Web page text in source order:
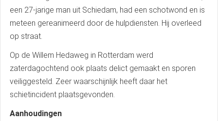
een 27-jarige man uit Schiedam, had een schotwond en is
meteen gereanimeerd door de hulpdiensten. Hij overleed
op straat.
Op de Willem Hedaweg in Rotterdam werd
zaterdagochtend ook plaats delict gemaakt en sporen
veiliggesteld. Zeer waarschijnlijk heeft daar het
schietincident plaatsgevonden.
Aanhoudingen